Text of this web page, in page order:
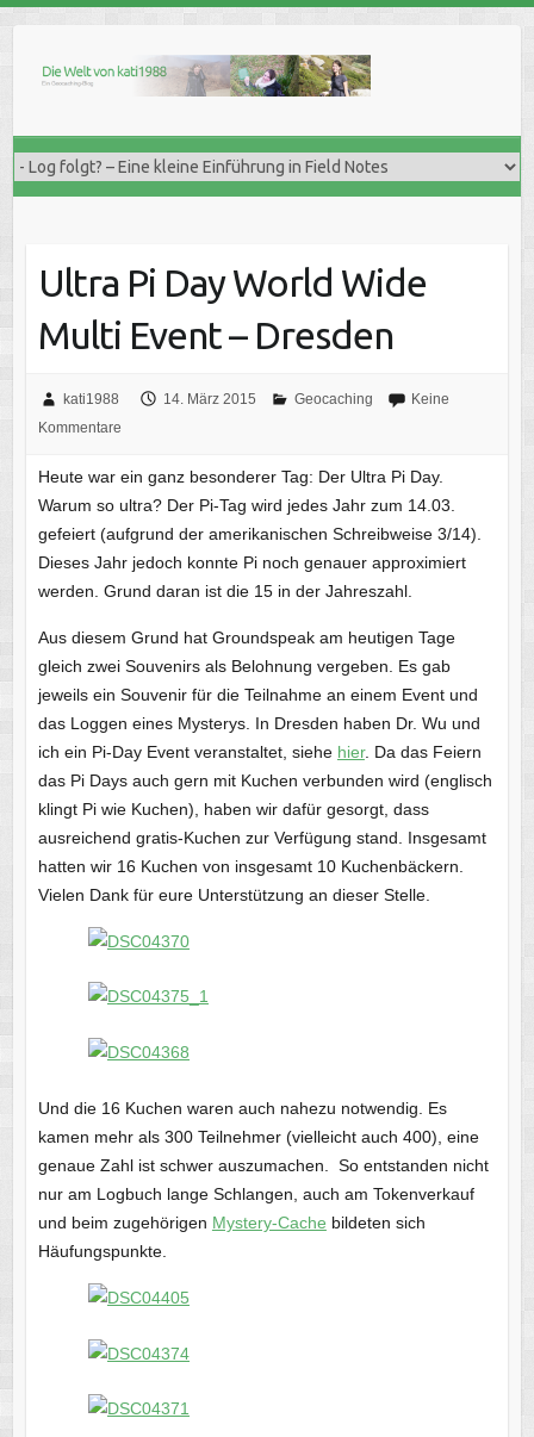
content
Ultra Pi Day World Wide
Multi Event – Dresden
kati1988 14. März 2015 Geocaching
Keine
Kommentare
Heute war ein ganz besonderer Tag: Der Ultra Pi Day.
Warum so ultra? Der Pi-Tag wird jedes Jahr zum 14.03.
gefeiert (aufgrund der amerikanischen Schreibweise 3/14).
Dieses Jahr jedoch konnte Pi noch genauer approximiert
werden. Grund daran ist die 15 in der Jahreszahl.
Aus diesem Grund hat Groundspeak am heutigen Tage
gleich zwei Souvenirs als Belohnung vergeben. Es gab
jeweils ein Souvenir für die Teilnahme an einem Event und
das Loggen eines Mysterys. In Dresden haben Dr. Wu und
ich ein Pi-Day Event veranstaltet, siehe hier. Da das Feiern
das Pi Days auch gern mit Kuchen verbunden wird (englisch
klingt Pi wie Kuchen), haben wir dafür gesorgt, dass
ausreichend gratis-Kuchen zur Verfügung stand. Insgesamt
hatten wir 16 Kuchen von insgesamt 10 Kuchenbäckern.
Vielen Dank für eure Unterstützung an dieser Stelle.
Und die 16 Kuchen waren auch nahezu notwendig. Es
kamen mehr als 300 Teilnehmer (vielleicht auch 400), eine
genaue Zahl ist schwer auszumachen. So entstanden nicht
nur am Logbuch lange Schlangen, auch am Tokenverkauf
und beim zugehörigen Mystery-Cache bildeten sich
Häufungspunkte.